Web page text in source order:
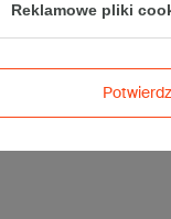
Reklamowe pliki